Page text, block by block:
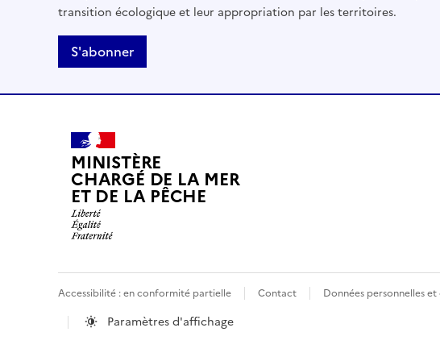
transition écologique et leur appropriation par les territoires.
S'abonner
MINISTÈRE
CHARGÉ DE LA MER
ET DE LA PÊCHE
Accessibilité : en conformité partielle Contact Données personnelles
Paramètres d'affichage